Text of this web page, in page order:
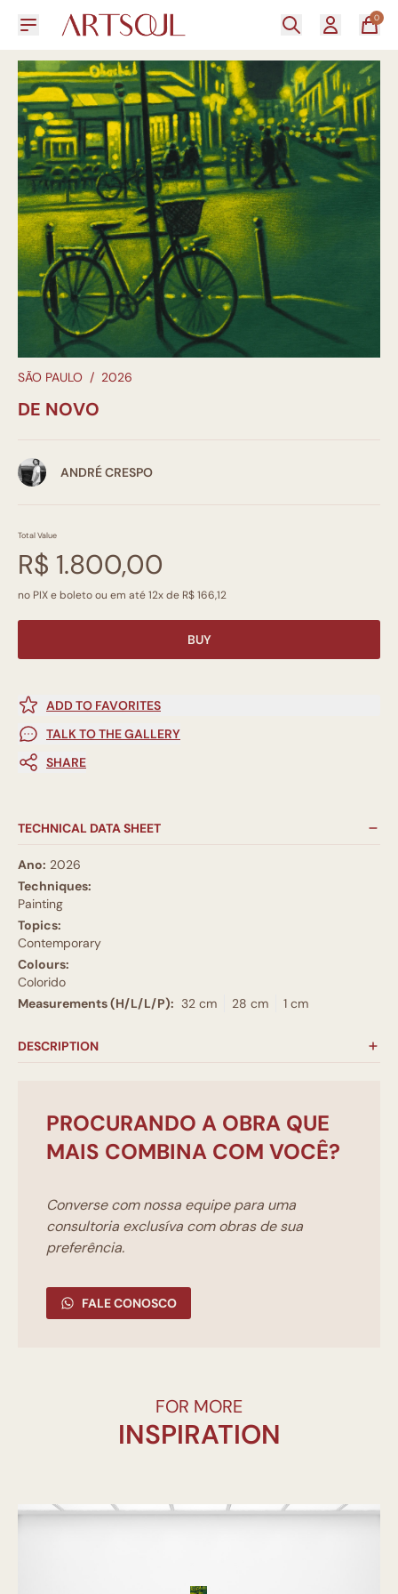
0
SÃO PAULO / 2026
DE NOVO
ANDRÉ CRESPO
Total Value
R$ 1.800,00
no PIX e boleto ou em até 12x de R$ 166,12
BUY
ADD TO FAVORITES
TALK TO THE GALLERY
SHARE
TECHNICAL DATA SHEET
Ano: 2026
Techniques:
Painting
Topics:
Contemporary
Colours:
Colorido
Measurements (H/L/L/P): 32 cm 28 cm 1 cm
DESCRIPTION
PROCURANDO A OBRA QUE
MAIS COMBINA COM VOCÊ?
Converse com nossa equipe para uma
consultoria exclusíva com obras de sua
preferência.
FALE CONOSCO
FOR MORE
INSPIRATION